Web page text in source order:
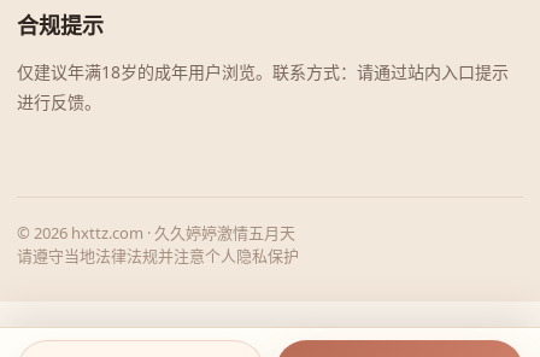
合规提示
仅建议年满18岁的成年用户浏览。联系方式：请通过站内入口提示
进行反馈。
© 2026 hxttz.com · 久久婷婷激情五月天
请遵守当地法律法规并注意个人隐私保护